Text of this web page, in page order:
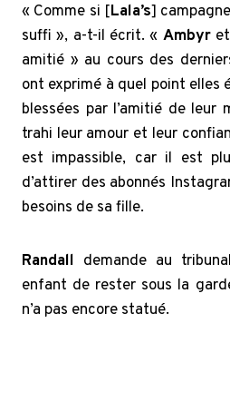
« Comme si [Lala’s]
suffi », a-t-il écrit. « Ambyr
amitié » au cours des
ont exprimé à quel point elles
blessées par l’amitié de leur
trahi leur amour et leur
est impassible, car il est
d’attirer des abonnés
besoins de sa fille.
Randall demande au
enfant de rester sous la
n’a pas encore statué.